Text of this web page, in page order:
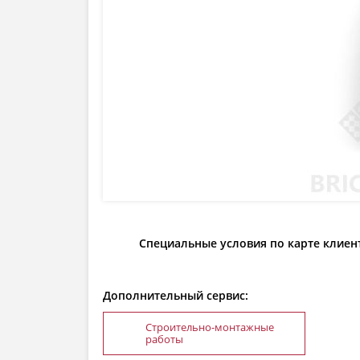
Специальные условия по карте
Дополнительный сервис:
Строительно-монтажные
работы